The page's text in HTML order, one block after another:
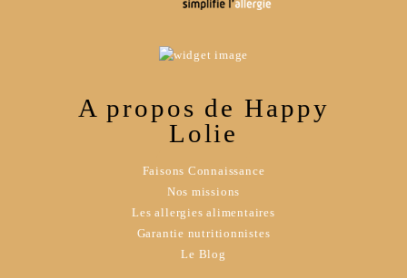
A propos de Happy
Lolie
Faisons Connaissance
Nos missions
Les allergies alimentaires
Garantie nutritionnistes
Le Blog